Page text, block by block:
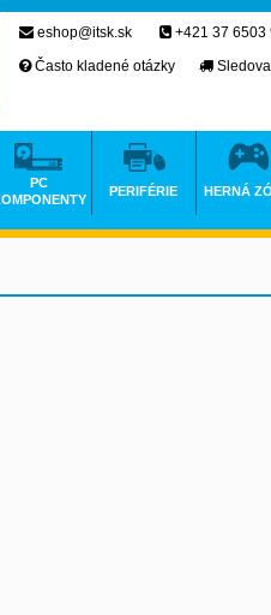
eshop@itsk.sk +421 37 6503
Často kladené otázky
PC
PERIFÉRIE HERNÁ